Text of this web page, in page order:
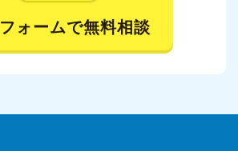
フォームで無料相談